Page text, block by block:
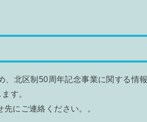
、北区制50周年記念事業に関する情報
す。
にご連絡ください。。